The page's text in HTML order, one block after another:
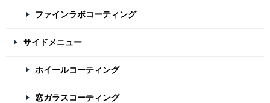
ファインラボコーティング
サイドメニュー
ホイールコーティング
窓ガラスコーティング